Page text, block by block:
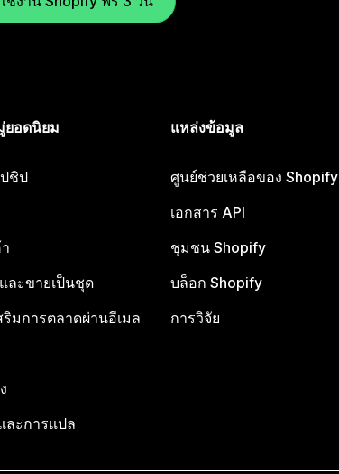
อดนิยม
ชิป
ละขายเป็นชุด
ริมการตลาดผ่านอีเมล
ละการแปล
แหล่งข้อมูล
ศูนย์ช่วยเหลือของ Shopify
เอกสาร API
ชุมชน Shopify
บล็อก Shopify
การวิจัย